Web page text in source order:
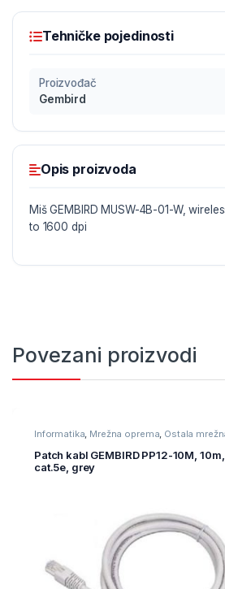
Tehničke pojedinosti
Proizvođač
Gembird
Opis proizvoda
Miš GEMBIRD MUSW-4B-01-W,
to 1600 dpi
Povezani proizvodi
Informatika, Mrežna oprema, Ostala
Patch kabl GEMBIRD PP12-10M, 10m,
cat.5e, grey